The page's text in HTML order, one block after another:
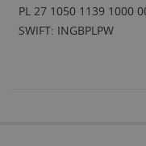
PL 27 1050 1139 1000
SWIFT: INGBPLPW